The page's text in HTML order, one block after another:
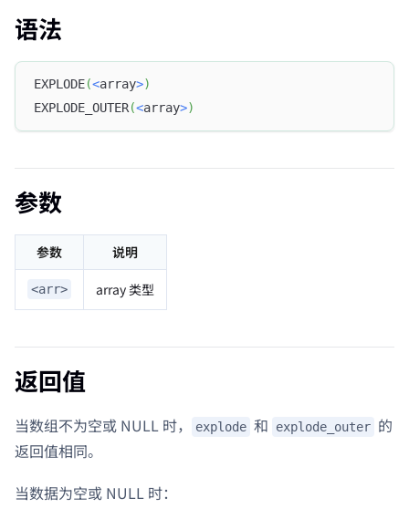
语法
EXPLODE(<array>)
EXPLODE_OUTER(<array>)
参数
参数 说明
<arr> array 类型
返回值
当数组不为空或 NULL 时， explode 和 explode_outer 的
返回值相同。
当数据为空或 NULL 时：